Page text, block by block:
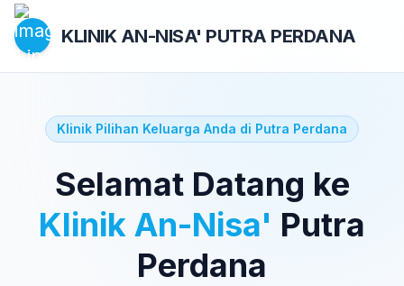
KLINIK AN-NISA' PUTRA PERDANA
Klinik Pilihan Keluarga Anda di Putra Perdana
Selamat Datang ke
Klinik An-Nisa' Putra
Perdana